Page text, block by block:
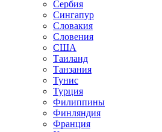
Сербия
Сингапур
Словакия
Словения
США
Таиланд
Танзания
Тунис
Турция
Филиппины
Финляндия
Франция